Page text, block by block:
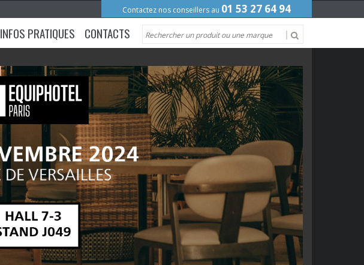
Contactez nos conseillers au 01 53 27 64 94
INFOS PRATIQUES CONTACTS